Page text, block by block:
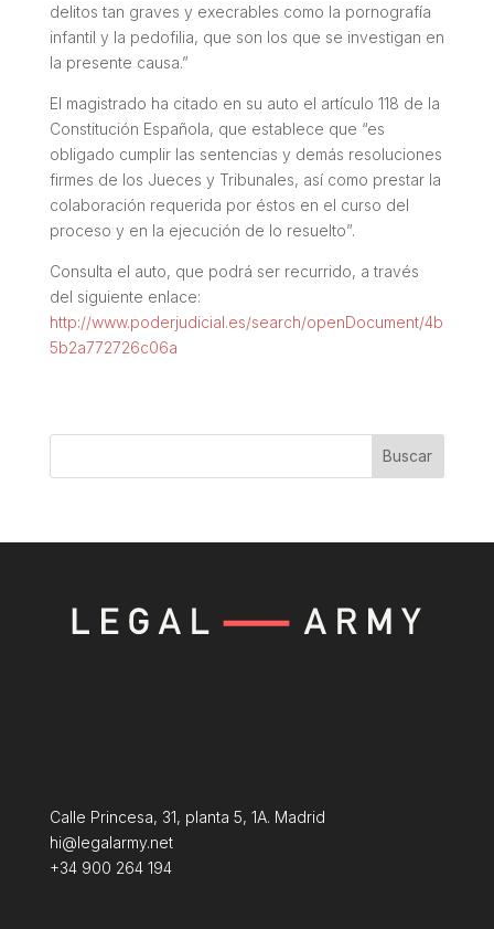
delitos tan graves y execrables como la pornografía
infantil y la pedofilia, que son los que se investigan en
la presente causa.”
El magistrado ha citado en su auto el artículo 118 de la
Constitución Española, que establece que “es
obligado cumplir las sentencias y demás resoluciones
firmes de los Jueces y Tribunales, así como prestar la
colaboración requerida por éstos en el curso del
proceso y en la ejecución de lo resuelto”.
Consulta el auto, que podrá ser recurrido, a través
del siguiente enlace:
http://www.poderjudicial.es/search/openDocument/4b
5b2a772726c06a
Buscar
Calle Princesa, 31, planta 5, 1A. Madrid
hi@legalarmy.net
+34 900 264 194